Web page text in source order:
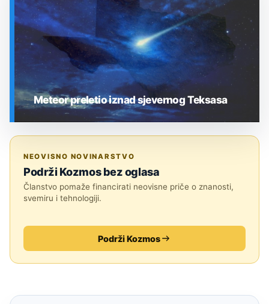
Meteor preletio iznad sjevernog Teksasa
NEOVISNO NOVINARSTVO
Podrži Kozmos bez oglasa
Članstvo pomaže financirati neovisne priče o znanosti,
svemiru i tehnologiji.
Podrži Kozmos